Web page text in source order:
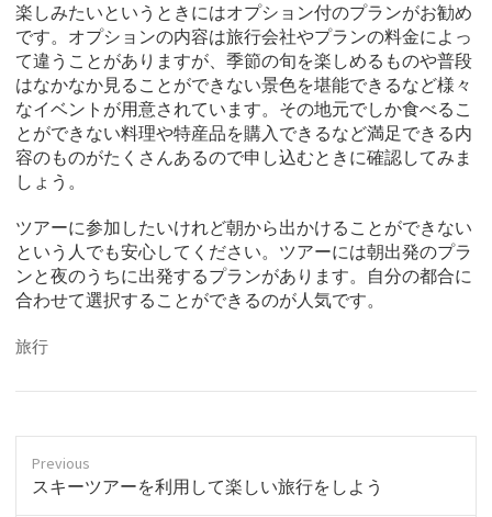
楽しみたいというときにはオプション付のプランがお勧め
です。オプションの内容は旅行会社やプランの料金によっ
て違うことがありますが、季節の旬を楽しめるものや普段
はなかなか見ることができない景色を堪能できるなど様々
なイベントが用意されています。その地元でしか食べるこ
とができない料理や特産品を購入できるなど満足できる内
容のものがたくさんあるので申し込むときに確認してみま
しょう。
ツアーに参加したいけれど朝から出かけることができない
という人でも安心してください。ツアーには朝出発のプラ
ンと夜のうちに出発するプランがあります。自分の都合に
合わせて選択することができるのが人気です。
旅行
Previous
P
スキーツアーを利用して楽しい旅行をしよう